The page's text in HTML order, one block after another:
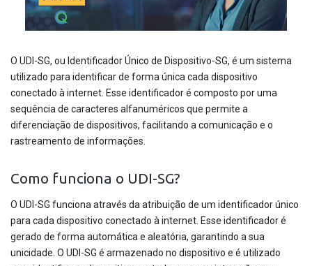
O UDI-SG, ou Identificador Único de Dispositivo-SG, é um sistema
utilizado para identificar de forma única cada dispositivo
conectado à internet. Esse identificador é composto por uma
sequência de caracteres alfanuméricos que permite a
diferenciação de dispositivos, facilitando a comunicação e o
rastreamento de informações.
Como funciona o UDI-SG?
O UDI-SG funciona através da atribuição de um identificador único
para cada dispositivo conectado à internet. Esse identificador é
gerado de forma automática e aleatória, garantindo a sua
unicidade. O UDI-SG é armazenado no dispositivo e é utilizado